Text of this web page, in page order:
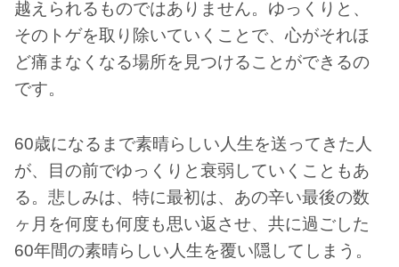
越えられるものではありません。ゆっくりと、
そのトゲを取り除いていくことで、心がそれほ
ど痛まなくなる場所を見つけることができるの
です。
60歳になるまで素晴らしい人生を送ってきた人
が、目の前でゆっくりと衰弱していくこともあ
る。悲しみは、特に最初は、あの辛い最後の数
ヶ月を何度も何度も思い返させ、共に過ごした
60年間の素晴らしい人生を覆い隠してしまう。